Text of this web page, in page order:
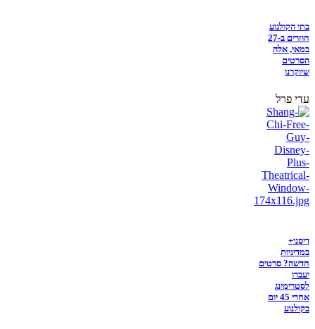
בתי הקולנוע
חוזרים ב-27
במאי, אלה
הסרטים
שיוקרנו
עדי פרל
דיסני+
במדיניות
חדשה? סרטים
יעברו
לסטרימינג
אחרי 45 יום
בקולנוע